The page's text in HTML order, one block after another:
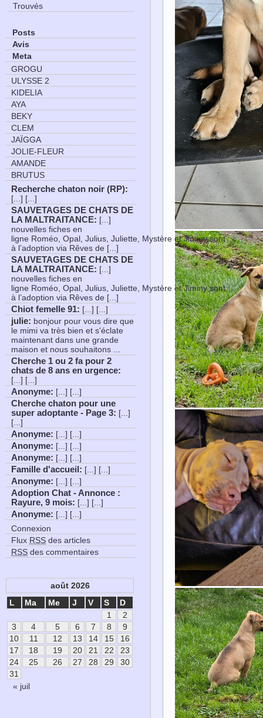
Trouvés
Posts
Avis
Meta
GROGU
ULYSSE 2
KIDELIA
AYA
BEKY
CLEM
JAÏGGA
JOLIE-FLEUR
AMANDE
BRUTUS
Recherche chaton noir (RP):
[...] [...]
SAUVETAGES DE CHATS DE
LA MALTRAITANCE: [...]
nouvelles fiches en
ligne Roméo, Opal, Julius, Juliette, Mystère et Jiminy sont
à l’adoption via Rêves de [...]
SAUVETAGES DE CHATS DE
LA MALTRAITANCE: [...]
nouvelles fiches en
ligne Roméo, Opal, Julius, Juliette, Mystère et Jiminy sont
à l’adoption via Rêves de [...]
Chiot femelle 91: [...] [...]
julie: bonjour pour vous dire que
le mimi va très bien et s'éclate
maintenant dans une grande
maison et nous souhaitons ...
Cherche 1 ou 2 fa pour 2
chats de 8 ans en urgence:
[...] [...]
Anonyme: [...] [...]
Cherche chaton pour une
super adoptante - Page 3: [...]
[...]
Anonyme: [...] [...]
Anonyme: [...] [...]
Anonyme: [...] [...]
Famille d'accueil : [...] [...]
Anonyme: [...] [...]
Adoption Chat - Annonce :
Rayure, 9 mois: [...] [...]
Anonyme: [...] [...]
Connexion
Flux RSS des articles
RSS des commentaires
août 2026
L
Ma Me J V S D
« juil
1
2
3
4 5 6 7 8
9
10
11 12 13 14 15
16
17
18 19 20 21 22
23
24
25 26 27 28 29
30
31